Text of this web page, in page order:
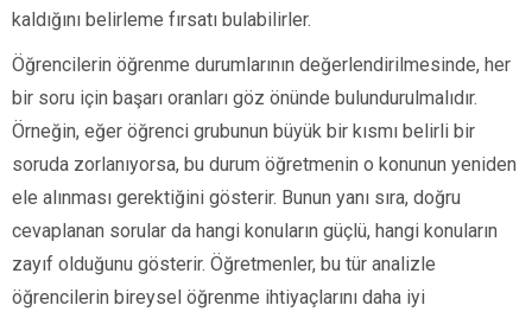
kaldığını belirleme fırsatı bulabilirler.
Öğrencilerin öğrenme durumlarının değerlendirilmesinde, her
bir soru için başarı oranları göz önünde bulundurulmalıdır.
Örneğin, eğer öğrenci grubunun büyük bir kısmı belirli bir
soruda zorlanıyorsa, bu durum öğretmenin o konunun yeniden
ele alınması gerektiğini gösterir. Bunun yanı sıra, doğru
cevaplanan sorular da hangi konuların güçlü, hangi konuların
zayıf olduğunu gösterir. Öğretmenler, bu tür analizle
öğrencilerin bireysel öğrenme ihtiyaçlarını daha iyi